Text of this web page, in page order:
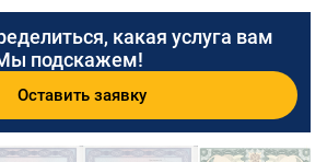
какая услуга вам
подскажем!
Оставить заявку